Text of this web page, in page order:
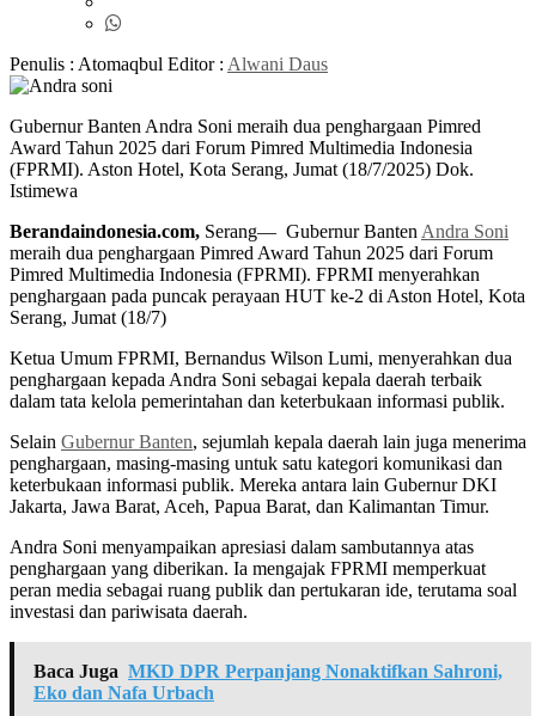
Penulis : Atomaqbul Editor : Alwani Daus
Gubernur Banten Andra Soni meraih dua penghargaan Pimred
Award Tahun 2025 dari Forum Pimred Multimedia Indonesia
(FPRMI). Aston Hotel, Kota Serang, Jumat (18/7/2025) Dok.
Istimewa
Berandaindonesia.com, Serang— Gubernur Banten Andra Soni
meraih dua penghargaan Pimred Award Tahun 2025 dari Forum
Pimred Multimedia Indonesia (FPRMI). FPRMI menyerahkan
penghargaan pada puncak perayaan HUT ke-2 di Aston Hotel, Kota
Serang, Jumat (18/7)
Ketua Umum FPRMI, Bernandus Wilson Lumi, menyerahkan dua
penghargaan kepada Andra Soni sebagai kepala daerah terbaik
dalam tata kelola pemerintahan dan keterbukaan informasi publik.
Selain Gubernur Banten, sejumlah kepala daerah lain juga menerima
penghargaan, masing-masing untuk satu kategori komunikasi dan
keterbukaan informasi publik. Mereka antara lain Gubernur DKI
Jakarta, Jawa Barat, Aceh, Papua Barat, dan Kalimantan Timur.
Andra Soni menyampaikan apresiasi dalam sambutannya atas
penghargaan yang diberikan. Ia mengajak FPRMI memperkuat
peran media sebagai ruang publik dan pertukaran ide, terutama soal
investasi dan pariwisata daerah.
Baca Juga MKD DPR Perpanjang Nonaktifkan Sahroni,
Eko dan Nafa Urbach